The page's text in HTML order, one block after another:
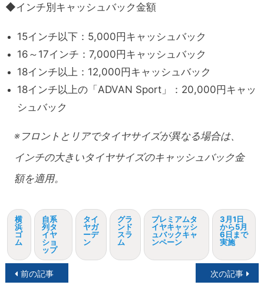
◆インチ別キャッシュバック金額
15インチ以下：5,000円キャッシュバック
16～17インチ：7,000円キャッシュバック
18インチ以上：12,000円キャッシュバック
18インチ以上の「ADVAN Sport」：20,000円キャッ
シュバック
※フロントとリアでタイヤサイズが異なる場合は、
インチの大きいタイヤサイズのキャッシュバック金
額を適用。
横
浜
ゴ
ム
自系
列タ
イヤ
ショ
ップ
タイ
ヤガ
ーデ
ン
グラ
ンド
スラ
ム
プレミアムタ
イヤキャッシ
ュバックキャ
ンペーン
3月1日
から5月
6日まで
実施
投前の記事 次の記事